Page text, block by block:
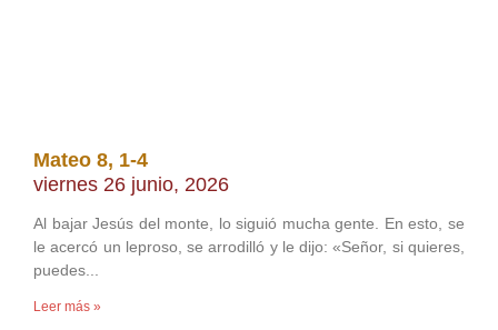
Mateo 8, 1-4
viernes 26 junio, 2026
Al bajar Jesús del monte, lo siguió mucha gente. En esto, se
le acercó un leproso, se arrodilló y le dijo: «Señor, si quieres,
puedes
Leer más »